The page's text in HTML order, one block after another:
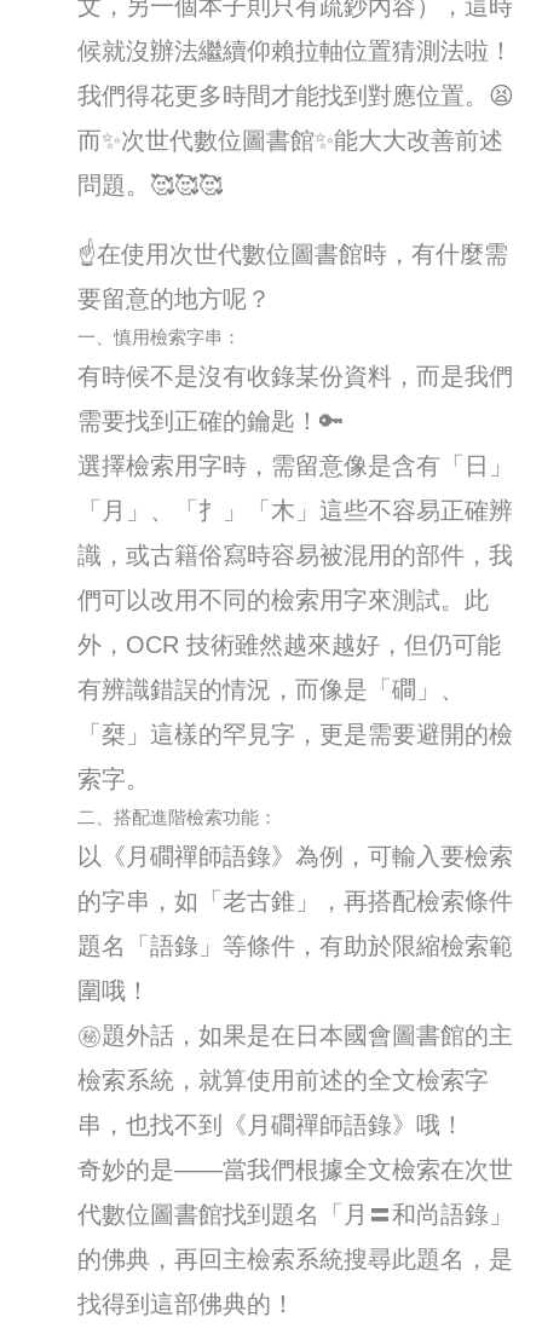
文，另一個本子則只有疏鈔內容），這時
候就沒辦法繼續仰賴拉軸位置猜測法啦！
我們得花更多時間才能找到對應位置。😫
而✨次世代數位圖書館✨能大大改善前述
問題。🥰🥰🥰
☝️在使用次世代數位圖書館時，有什麼需
要留意的地方呢？
一、慎用檢索字串：
有時候不是沒有收錄某份資料，而是我們
需要找到正確的鑰匙！🔑
選擇檢索用字時，需留意像是含有「日」
「月」、「扌」「木」這些不容易正確辨
識，或古籍俗寫時容易被混用的部件，我
們可以改用不同的檢索用字來測試。此
外，OCR 技術雖然越來越好，但仍可能
有辨識錯誤的情況，而像是「磵」、
「椉」這樣的罕見字，更是需要避開的檢
索字。
二、搭配進階檢索功能：
以《月磵禪師語錄》為例，可輸入要檢索
的字串，如「老古錐」，再搭配檢索條件
題名「語錄」等條件，有助於限縮檢索範
圍哦！
㊙️題外話，如果是在日本國會圖書館的主
檢索系統，就算使用前述的全文檢索字
串，也找不到《月磵禪師語錄》哦！
奇妙的是——當我們根據全文檢索在次世
代數位圖書館找到題名「月〓和尚語錄」
的佛典，再回主檢索系統搜尋此題名，是
找得到這部佛典的！